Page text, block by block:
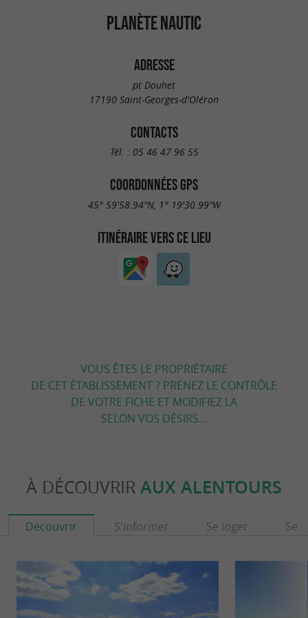
PLANÈTE NAUTIC
ADRESSE
pt Douhet
17190 Saint-Georges-d'Oléron
CONTACTS
Tél. : 05 46 47 96 55
COORDONNÉES GPS
45° 59'58.94"N, 1° 19'30.99"W
ITINÉRAIRE VERS CE LIEU
VOUS ÊTES LE PROPRIÉTAIRE
DE CET ÉTABLISSEMENT ? PRENEZ LE CONTRÔLE
DE VOTRE FICHE ET MODIFIEZ LA
SELON VOS DÉSIRS...
À DÉCOUVRIR AUX ALENTOURS
Découvrir S'informer Se loger Se